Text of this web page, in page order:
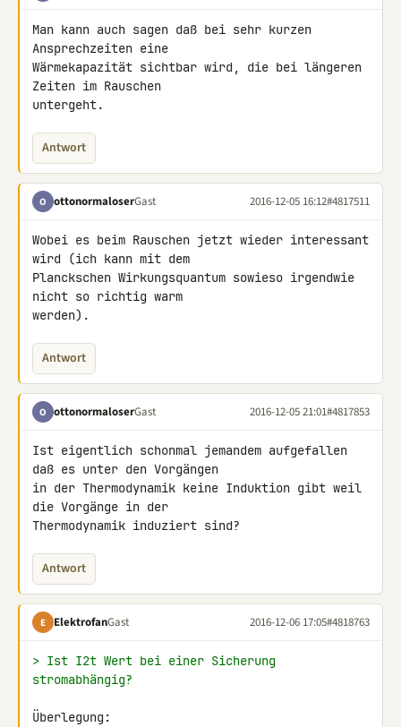
Man kann auch sagen daß bei sehr kurzen
Ansprechzeiten eine
Wärmekapazität sichtbar wird, die bei längeren
Zeiten im Rauschen
untergeht.
Antwort
O ottonormaloserGast 2016-12-05 16:12#4817511
Wobei es beim Rauschen jetzt wieder interessant
wird (ich kann mit dem
Planckschen Wirkungsquantum sowieso irgendwie
nicht so richtig warm
werden).
Antwort
O ottonormaloserGast 2016-12-05 21:01#4817853
Ist eigentlich schonmal jemandem aufgefallen
daß es unter den Vorgängen
in der Thermodynamik keine Induktion gibt weil
die Vorgänge in der
Thermodynamik induziert sind?
Antwort
E ElektrofanGast 2016-12-06 17:05#4818763
> Ist I2t Wert bei einer Sicherung
stromabhängig?
Überlegung: